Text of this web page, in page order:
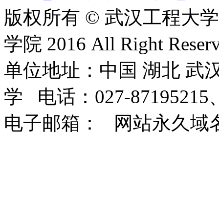
版权所有 © 武汉工程大
学院 2016 All Right
单位地址：中国 湖北 武
学 电话：027-87195215
电子邮箱： 网站永久域